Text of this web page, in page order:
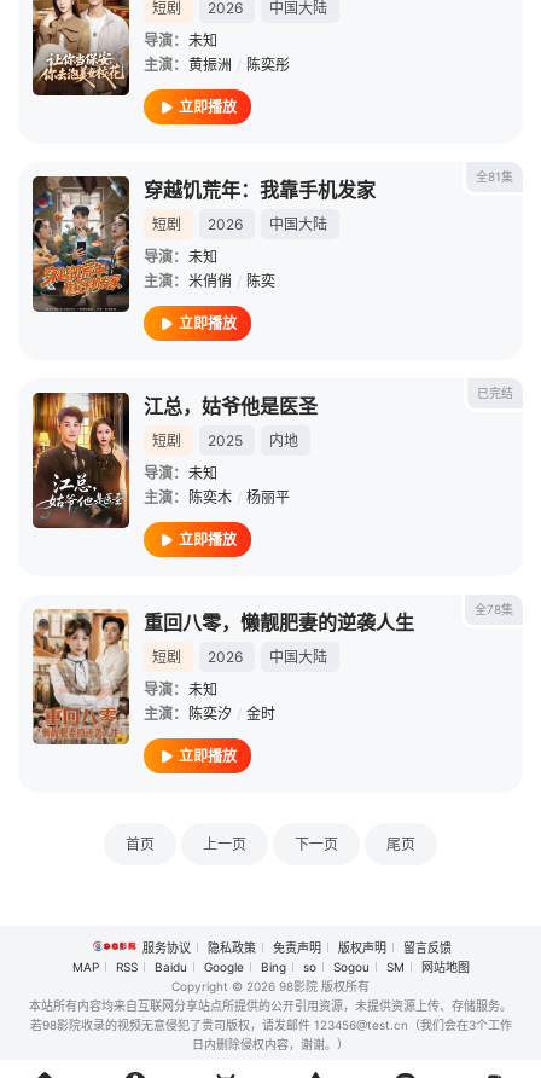
短剧 2026
中国大陆
导演： 未知
主演： 黄振洲 / 陈奕彤
立即播放
全81集
穿越饥荒年：我靠手机发家
短剧 2026
中国大陆
导演： 未知
主演： 米俏俏 / 陈奕
立即播放
已完结
江总，姑爷他是医圣
短剧 2025
内地
导演： 未知
主演：
陈奕木 / 杨丽平
立即播放
全78集
重回八零，懒靓肥妻的逆袭人生
短剧 2026
中国大陆
导演： 未知
主演：
陈奕汐 / 金时
立即播放
首页 上一页 下一页 尾页
服务协议 隐私政策 免责声明 版权声明
留言反馈
MAP
RSS Baidu Google Bing so Sogou SM
网站地图
Copyright © 2026 98影院 版权所有
本站所有内容均来自互联网分享站点所提供的公开引用资源，未提供资源上传、存储服务。
若98影院收录的视频无意侵犯了贵司版权，请发邮件 123456@test.cn（我们会在3个工作
日内删除侵权内容，谢谢。）